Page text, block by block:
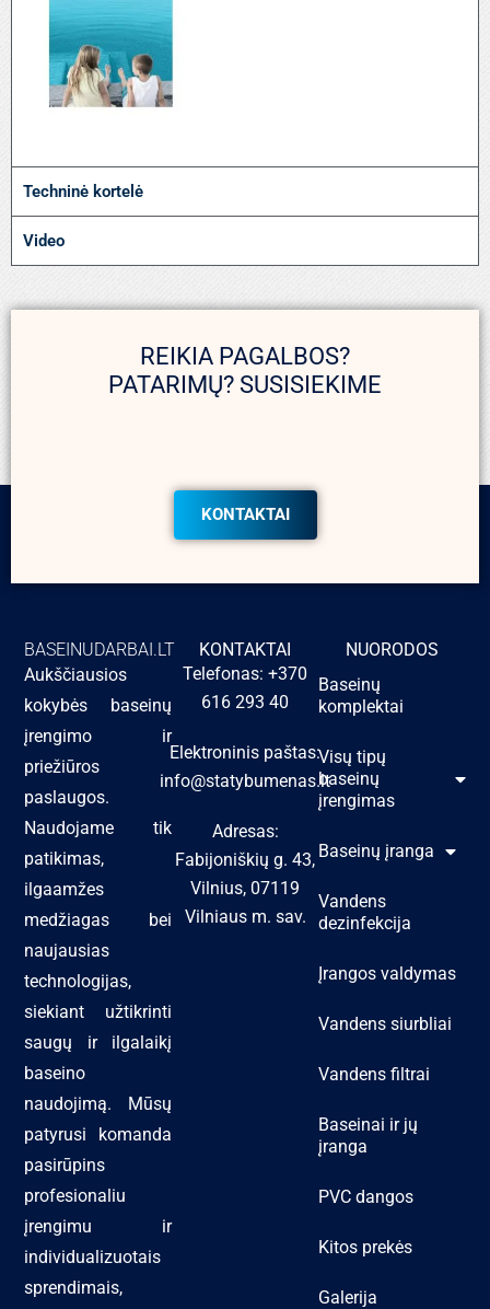
Techninė kortelė
Video
REIKIA PAGALBOS?
PATARIMŲ? SUSISIEKIME
KONTAKTAI
BASEINUDARBAI.LT
Aukščiausios
kokybės baseinų
įrengimo ir
priežiūros
paslaugos.
Naudojame tik
patikimas,
ilgaamžes
medžiagas bei
naujausias
technologijas,
siekiant užtikrinti
saugų ir ilgalaikį
baseino
naudojimą. Mūsų
patyrusi komanda
pasirūpins
profesionaliu
įrengimu ir
individualizuotais
sprendimais,
KONTAKTAI
Telefonas: +370
616 293 40
Elektroninis paštas:
info@statybumenas.lt
Adresas:
Fabijoniškių g. 43,
Vilnius, 07119
Vilniaus m. sav.
NUORODOS
Baseinų
komplektai
Visų tipų
baseinų
įrengimas
Baseinų įranga
Vandens
dezinfekcija
Įrangos valdymas
Vandens siurbliai
Vandens filtrai
Baseinai ir jų
įranga
PVC dangos
Kitos prekės
Galerija